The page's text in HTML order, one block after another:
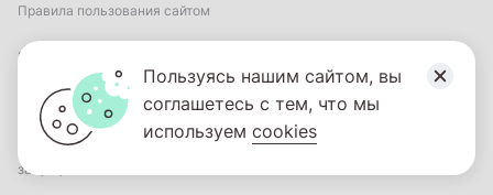
Правила пользования сайтом
Пользовательское соглашение
Политика обработки персональных данных
© ФГБНУ «Институт коррекционной педагогики». Все права
защищены.
Пользуясь нашим сайтом, вы
соглашетесь с тем, что мы
используем cookies